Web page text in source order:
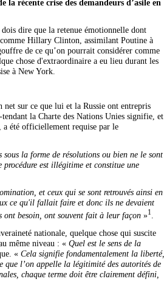
récente crise des demandeurs d’asile en
dire que la retenue émotionnelle dont
Hillary Clinton, assimilant Poutine à
de ce qu’on pourrait considérer comme
chose d'extraordinaire a eu lieu durant les
à New York.
sur ce que lui et la Russie ont entrepris
la Charte des Nations Unies signifie, et
a été officiellement requise par le
sous la forme de résolutions ou bien ne le sont
procédure est illégitime et constitue une
et ceux qui se sont retrouvés ainsi en
ce qu'il fallait faire et donc ils ne devaient
ont besoin, ont souvent fait à leur façon»1.
nationale, quelque chose qui suscite
même niveau : «Quel est le sens de la
« Cela signifie fondamentalement la liberté,
que l’on appelle la légitimité des autorités de
chaque terme doit être clairement défini,